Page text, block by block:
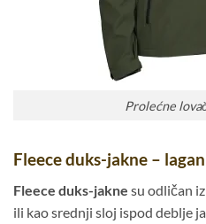
Prolećne
Fleece duks-jakne –
Fleece duks-jakne su odličan
ili kao srednji sloj ispod deblje